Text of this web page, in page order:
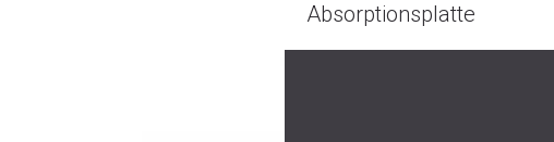
Absorptionsplatte